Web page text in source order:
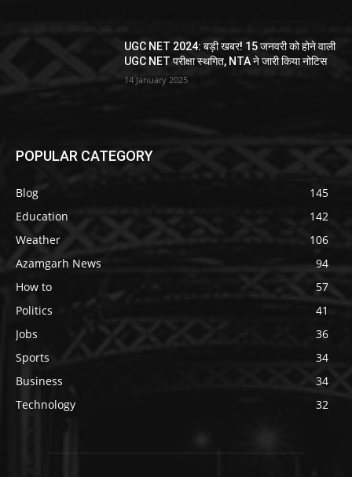
UGC NET 2024: बड़ी खबर! 15 जनवरी को होने वाली
UGC NET परीक्षा स्थगित, NTA ने जारी किया नोटिस
14 January 2025
POPULAR CATEGORY
Blog
145
Education
142
Weather
106
Azamgarh News
94
How to
57
Politics
41
Jobs
36
Sports
34
Business
34
Technology
32